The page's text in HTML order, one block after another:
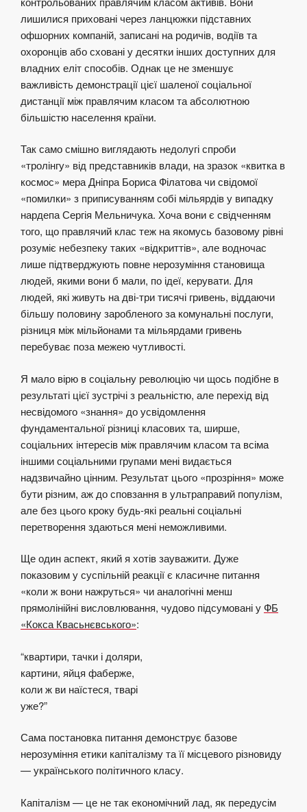
лишилися приховані через ланцюжки підставних
офшорних компаній, записані на родичів, водіїв та
охоронців або сховані у десятки інших доступних для
владних еліт способів. Однак це не зменшує
важливість демонстрації цієї шаленої соціальної
дистанції між правлячим класом та абсолютною
більшістю населення країни.
Так само смішно виглядають недолугі спроби
«тролінгу» від представників влади, на зразок «квитка в
космос» мера Дніпра Бориса Філатова чи свідомої
«помилки» з приписуванням собі мільярдів у випадку
нардепа Сергія Мельничука. Хоча вони є свідченням
того, що правлячий клас теж на якомусь базовому рівні
розуміє небезпеку таких «відкриттів», але водночас
лише підтверджують повне нерозуміння становища
людей, якими вони б мали, по ідеї, керувати. Для
людей, які живуть на дві-три тисячі гривень, віддаючи
більшу половину заробленого за комунальні послуги,
різниця між мільйонами та мільярдами гривень
перебуває поза межею чутливості.
Я мало вірю в соціальну революцію чи щось подібне в
результаті цієї зустрічі з реальністю, але перехід від
несвідомого «знання» до усвідомлення
фундаментальної різниці класових та, ширше,
соціальних інтересів між правлячим класом та всіма
іншими соціальними групами мені видається
надзвичайно цінним. Результат цього «прозріння» може
бути різним, аж до сповзання в ультраправий популізм,
але без цього кроку будь-які реальні соціальні
перетворення здаються мені неможливими.
Ще один аспект, який я хотів зауважити. Дуже
показовим у суспільній реакції є класичне питання
«коли ж вони нажруться» чи аналогічні менш
прямолінійні висловлювання, чудово підсумовані уФБ
«Кокса Квасьнєвського»:
“квартири, тачки і доляри,
картини, яйця фаберже,
коли ж ви наїстеся, тварі
уже?”
Сама постановка питання демонструє базове
нерозуміння етики капіталізму та її місцевого різновиду
— українського політичного класу.
Капіталізм — це не так економічний лад, як передусім